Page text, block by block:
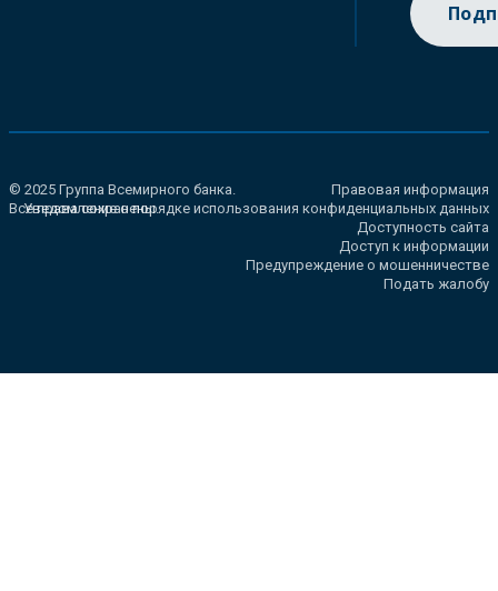
© 2025 Группа Всемирного банка.
Все права сохранены.
Правовая информация
Уведомление о порядке использования конфиденциальных данных
Доступность сайта
Доступ к информации
Предупреждение о мошенничестве
Подать жалобу